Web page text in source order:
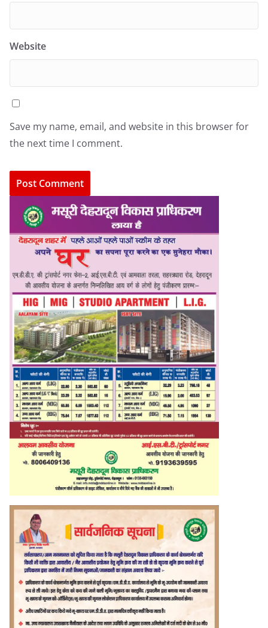
Website
Save my name, email, and website in this browser for
the next time I comment.